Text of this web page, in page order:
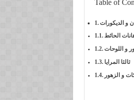
Table of
و الديكورات
الحائط
ثالثا المرايا
و الزهور